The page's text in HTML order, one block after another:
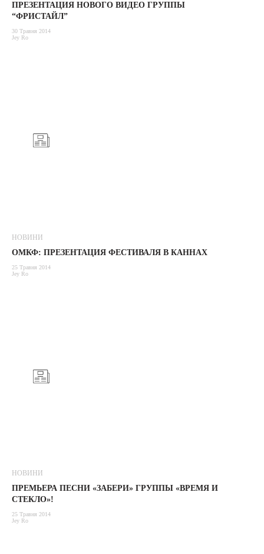
ПРЕЗЕНТАЦИЯ НОВОГО ВИДЕО ГРУППЫ
“ФРИСТАЙЛ”
30 Травня 2014
Jey Ro
НОВИНИ
ОМКФ: ПРЕЗЕНТАЦИЯ ФЕСТИВАЛЯ В КАННАХ
25 Травня 2014
Jey Ro
НОВИНИ
ПРЕМЬЕРА ПЕСНИ «ЗАБЕРИ» ГРУППЫ «ВРЕМЯ И
СТЕКЛО»!
25 Травня 2014
Jey Ro